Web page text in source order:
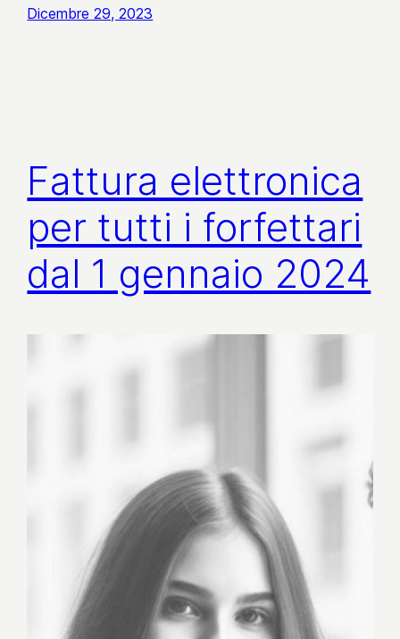
Dicembre 29, 2023
Fattura elettronica
per tutti i forfettari
dal 1 gennaio 2024